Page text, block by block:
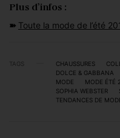
Plus d’infos :
➽ Toute la mode de l’été
TAGS CHAUSSURES
DOLCE & GABBANA
MODE
MODE ÉTÉ
SOPHIA WEBSTER
TENDANCES DE